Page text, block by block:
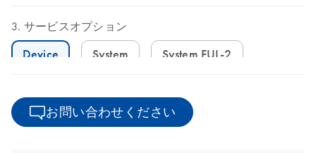
サービスオプション
Device System System FUL-2
お問い合わせください